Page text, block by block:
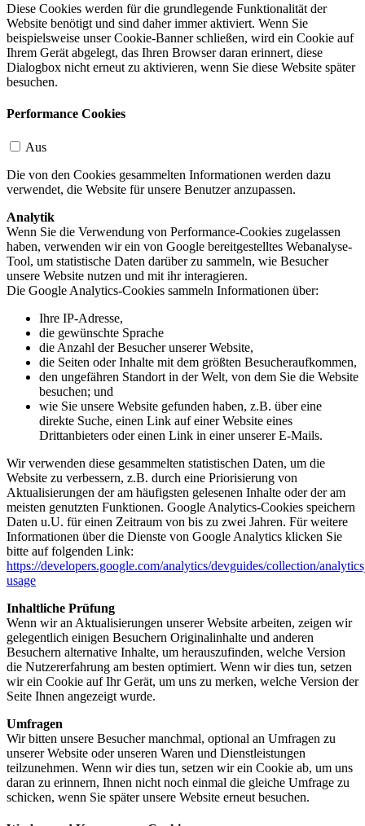
Diese Cookies werden für die grundlegende Funktionalität der
Website benötigt und sind daher immer aktiviert. Wenn Sie
beispielsweise unser Cookie-Banner schließen, wird ein Cookie auf
Ihrem Gerät abgelegt, das Ihren Browser daran erinnert, diese
Dialogbox nicht erneut zu aktivieren, wenn Sie diese Website später
besuchen.
Performance Cookies
Aus
Die von den Cookies gesammelten Informationen werden dazu
verwendet, die Website für unsere Benutzer anzupassen.
Analytik
Wenn Sie die Verwendung von Performance-Cookies zugelassen
haben, verwenden wir ein von Google bereitgestelltes Webanalyse-
Tool, um statistische Daten darüber zu sammeln, wie Besucher
unsere Website nutzen und mit ihr interagieren.
Die Google Analytics-Cookies sammeln Informationen über:
Ihre IP-Adresse,
die gewünschte Sprache
die Anzahl der Besucher unserer Website,
die Seiten oder Inhalte mit dem größten Besucheraufkommen,
den ungefähren Standort in der Welt, von dem Sie die Website
besuchen; und
wie Sie unsere Website gefunden haben, z.B. über eine
direkte Suche, einen Link auf einer Website eines
Drittanbieters oder einen Link in einer unserer E-Mails.
Wir verwenden diese gesammelten statistischen Daten, um die
Website zu verbessern, z.B. durch eine Priorisierung von
Aktualisierungen der am häufigsten gelesenen Inhalte oder der am
meisten genutzten Funktionen. Google Analytics-Cookies speichern
Daten u.U. für einen Zeitraum von bis zu zwei Jahren. Für weitere
Informationen über die Dienste von Google Analytics klicken Sie
bitte auf folgenden Link:
https://developers.google.com/analytics/devguides/collection/
usage
Inhaltliche Prüfung
Wenn wir an Aktualisierungen unserer Website arbeiten, zeigen wir
gelegentlich einigen Besuchern Originalinhalte und anderen
Besuchern alternative Inhalte, um herauszufinden, welche Version
die Nutzererfahrung am besten optimiert. Wenn wir dies tun, setzen
wir ein Cookie auf Ihr Gerät, um uns zu merken, welche Version der
Seite Ihnen angezeigt wurde.
Umfragen
Wir bitten unsere Besucher manchmal, optional an Umfragen zu
unserer Website oder unseren Waren und Dienstleistungen
teilzunehmen. Wenn wir dies tun, setzen wir ein Cookie ab, um uns
daran zu erinnern, Ihnen nicht noch einmal die gleiche Umfrage zu
schicken, wenn Sie später unsere Website erneut besuchen.